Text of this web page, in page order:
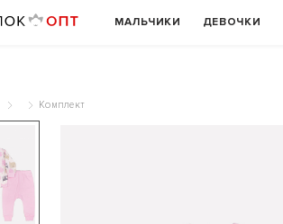
МАЛЬЧИКИ ДЕВОЧКИ
Комплект